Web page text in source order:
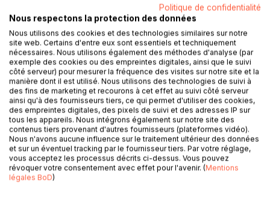
Among the various types of software, Embedded Software
is a class of its own: it ensures critical missions and if
wrongly designed it can disturb the human organization,
lead to large losses, injure or kill many people. Updates are
difficult and rather expensive or even impossible.
Designing Embedded Software needs to include quality in
the development process, but economic competition
requires designing less expensive products.
This book addresses Embedded Software developers,
Software Quality Engineers, Team Leaders, Project
Managers, and R&D Managers. The book we will introduce
Embedded Software, languages, tools and hardware. Then,
we will discuss the challenges of Software Quality.
Software Development life cycles will be presented with
their advantages and disadvantages. Main standards and
Politique de confidentialité
Nous respectons la protection des données
Nous utilisons des cookies et des technologies similaires sur notre
site web. Certains d'entre eux sont essentiels et techniquement
nécessaires. Nous utilisons également des méthodes d'analyse (par
exemple des cookies ou des empreintes digitales, ainsi que le suivi
côté serveur) pour mesurer la fréquence des visites sur notre site et la
manière dont il est utilisé. Nous utilisons des technologies de suivi à
des fins de marketing et recourons à cet effet au suivi côté serveur
ainsi qu'à des fournisseurs tiers, ce qui permet d'utiliser des cookies,
des empreintes digitales, des pixels de suivi et des adresses IP sur
tous les appareils. Nous intégrons également sur notre site des
contenus tiers provenant d'autres fournisseurs (plateformes vidéo).
Nous n'avons aucune influence sur le traitement ultérieur des données
et sur un éventuel tracking par le fournisseur tiers. Par votre réglage,
vous acceptez les processus décrits ci-dessus. Vous pouvez
révoquer votre consentement avec effet pour l'avenir. (Mentions
légales BoD)